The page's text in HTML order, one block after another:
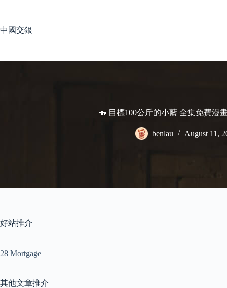
中國交銀
🍣 目標100公斤的小藍 全集免費漫
benlau August 11,
好站推介
28 Mortgage
其他文章推介